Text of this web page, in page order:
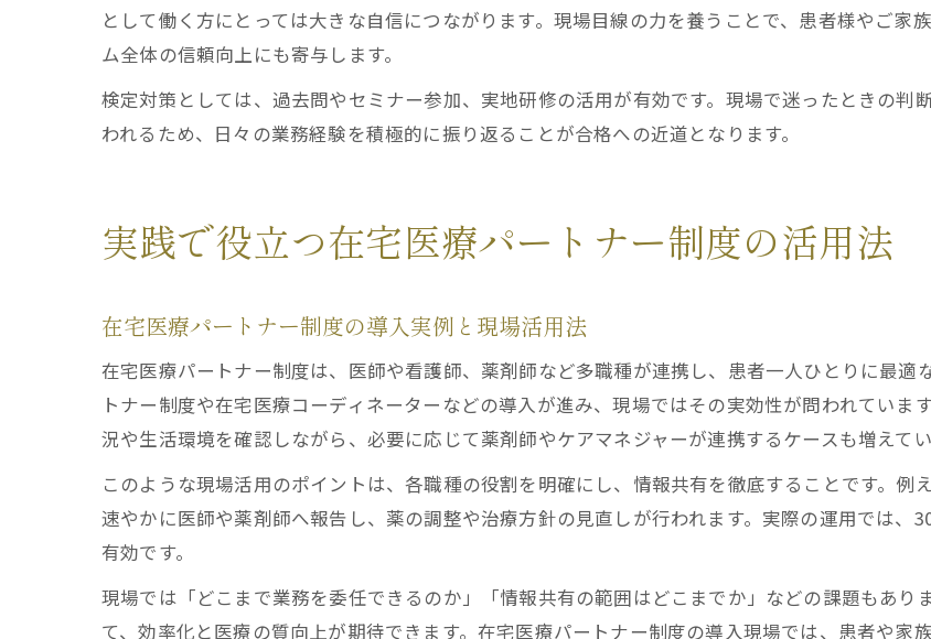
として働く方にとっては大きな自信につながります。現場目線の力を養うことで、患者様やご家
ム全体の信頼向上にも寄与します。
検定対策としては、過去問やセミナー参加、実地研修の活用が有効です。現場で迷ったときの判
われるため、日々の業務経験を積極的に振り返ることが合格への近道となります。
実践で役立つ在宅医療パートナー制度の活用法
在宅医療パートナー制度の導入実例と現場活用法
在宅医療パートナー制度は、医師や看護師、薬剤師など多職種が連携し、患者一人ひとりに最適
トナー制度や在宅医療コーディネーターなどの導入が進み、現場ではその実効性が問われていま
況や生活環境を確認しながら、必要に応じて薬剤師やケアマネジャーが連携するケースも増えてい
このような現場活用のポイントは、各職種の役割を明確にし、情報共有を徹底することです。例
速やかに医師や薬剤師へ報告し、薬の調整や治療方針の見直しが行われます。実際の運用では、
有効です。
現場では「どこまで業務を委任できるのか」「情報共有の範囲はどこまでか」などの課題もあり
て、効率化と医療の質向上が期待できます。在宅医療パートナー制度の導入現場では、患者や家